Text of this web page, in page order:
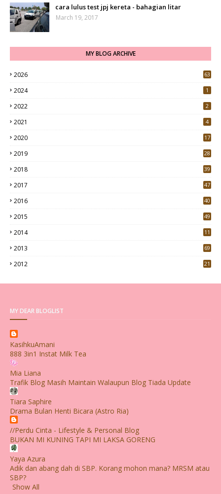
cara lulus test jpj kereta - bahagian litar
March 19, 2017
MY BLOG ARCHIVE
2026 63
2024 1
2022 2
2021 4
2020
17
2019
28
2018
39
2017
47
2016
40
2015
49
2014 11
2013 69
2012 21
MY DEAR BLOGLIST
KasihkuAmani
888 3in1 Instat Milk Tea
Mia Liana
Trafik Blog Masih Maintain Walaupun Blog Tiada Update
Tiara Saphire
Drama Bulan Henti Bicara (Astro Ria)
//Perdu Cinta - Lifestyle & Personal Blog
BUKAN MI KUNING TAPI MI LAKSA GORENG
Yaya Azura
Adik dan abang dah di SBP. Korang mohon mana? MRSM atau
SBP?
Show All